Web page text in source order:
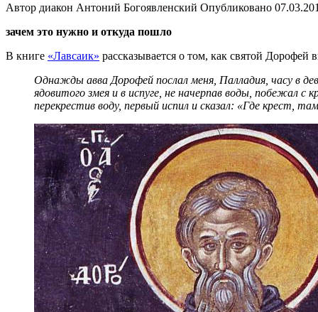
Автор диакон Антоний Богоявленский Опубликовано
зачем это нужно и откуда пошло
В книге «Лавсаик» рассказывается о том, как святой
Однажды авва Дорофей послал меня, Палладия, часу в
ядовитого змея и в испуге, не начерпав воды, побежал с
перекрестив воду, первый испил и сказал: «Где крест,